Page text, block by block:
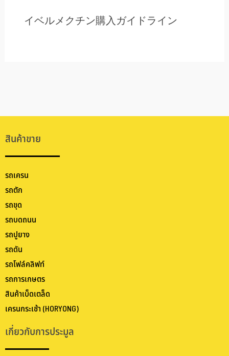
イベルメクチン購入ガイドライン
สินค้าขาย
รถเครน
รถตัก
รถขุด
รถบดถนน
รถปูยาง
รถดัน
รถโฟล์คลิฟท์
รถการเกษตร
สินค้าเบ็ดเตล็ด
เครนกระเช้า (HORYONG)
เกี่ยวกับการประมูล